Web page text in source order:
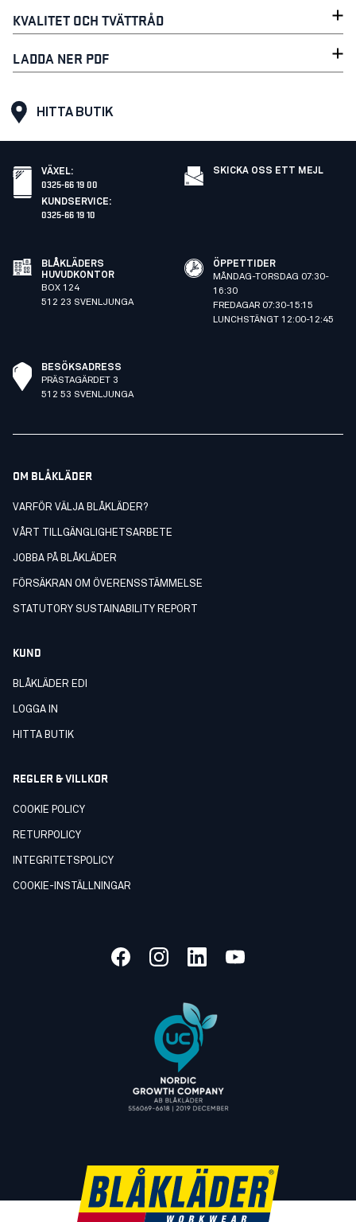
KVALITET OCH TVÄTTRÅD
LADDA NER PDF
HITTA BUTIK
VÄXEL:
0325-66 19 00
KUNDSERVICE:
0325-66 19 10
SKICKA OSS ETT MEJL
BLÅKLÄDERS
HUVUDKONTOR
BOX 124
512 23 SVENLJUNGA
ÖPPETTIDER
MÅNDAG-TORSDAG 07:30-
16:30
FREDAGAR 07:30-15:15
LUNCHSTÄNGT 12:00-12:45
BESÖKSADRESS
PRÄSTAGÄRDET 3
512 53 SVENLJUNGA
OM BLÅKLÄDER
VARFÖR VÄLJA BLÅKLÄDER?
VÅRT TILLGÄNGLIGHETSARBETE
JOBBA PÅ BLÅKLÄDER
FÖRSÄKRAN OM ÖVERENSSTÄMMELSE
STATUTORY SUSTAINABILITY REPORT
KUND
BLÅKLÄDER EDI
LOGGA IN
HITTA BUTIK
REGLER & VILLKOR
COOKIE POLICY
RETURPOLICY
INTEGRITETSPOLICY
COOKIE-INSTÄLLNINGAR